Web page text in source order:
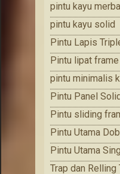
pintu kayu
pintu kayu solid
Pintu Lapis
Pintu lipat
pintu minimalis
Pintu Panel Solid
Pintu sliding
Pintu Utama
Pintu Utama
Trap dan Relling